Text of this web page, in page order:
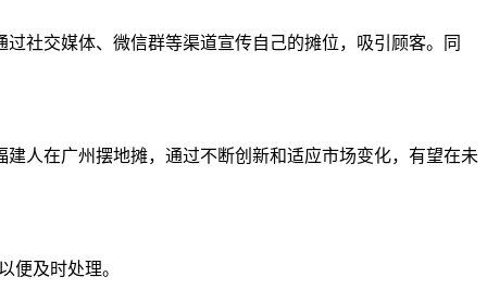
社交媒体、微信群等渠道宣传自己的摊位，吸引顾客。同
人在广州摆地摊，通过不断创新和适应市场变化，有望在未
便及时处理。